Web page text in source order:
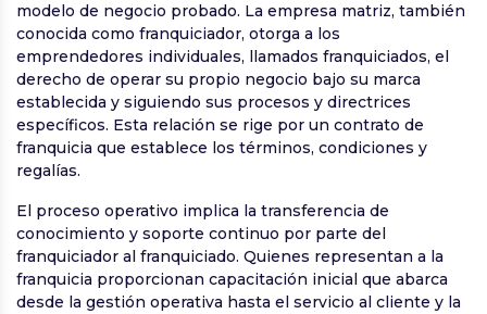
modelo de negocio probado. La empresa matriz, también
conocida como franquiciador, otorga a los
emprendedores individuales, llamados franquiciados, el
derecho de operar su propio negocio bajo su marca
establecida y siguiendo sus procesos y directrices
específicos. Esta relación se rige por un contrato de
franquicia que establece los términos, condiciones y
regalías.
El proceso operativo implica la transferencia de
conocimiento y soporte continuo por parte del
franquiciador al franquiciado. Quienes representan a la
franquicia proporcionan capacitación inicial que abarca
desde la gestión operativa hasta el servicio al cliente y la